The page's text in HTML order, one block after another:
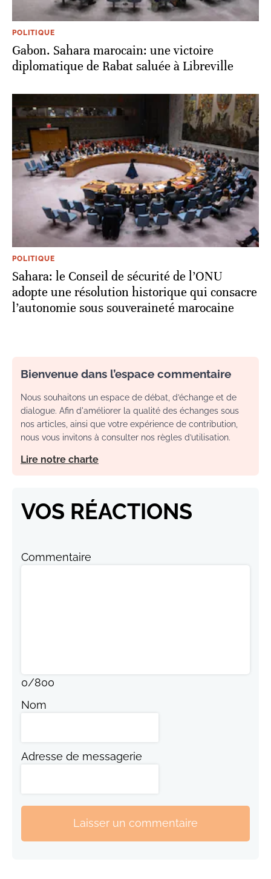
POLITIQUE
Gabon. Sahara marocain: une victoire
diplomatique de Rabat saluée à Libreville
POLITIQUE
Sahara: le Conseil de sécurité de l’ONU
adopte une résolution historique qui consacre
l’autonomie sous souveraineté marocaine
Bienvenue dans l’espace commentaire
Nous souhaitons un espace de débat, d’échange et de
dialogue. Afin d'améliorer la qualité des échanges sous
nos articles, ainsi que votre expérience de contribution,
nous vous invitons à consulter nos règles d’utilisation.
Lire notre charte
VOS RÉACTIONS
Commentaire
0/800
Nom
Adresse de messagerie
Laisser un commentaire